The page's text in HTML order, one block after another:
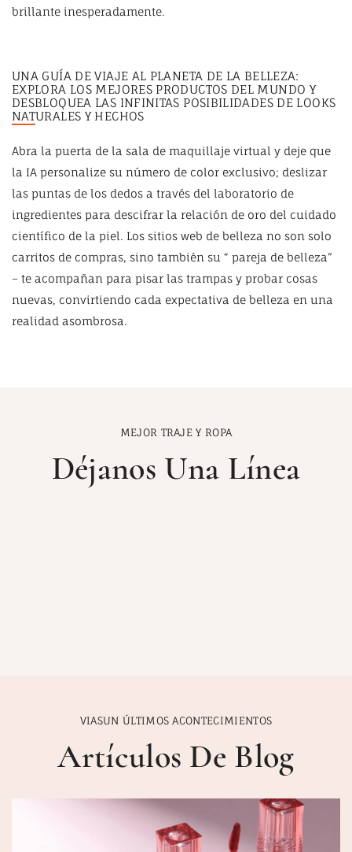
brillante inesperadamente.
UNA GUÍA DE VIAJE AL PLANETA DE LA BELLEZA:
EXPLORA LOS MEJORES PRODUCTOS DEL MUNDO Y
DESBLOQUEA LAS INFINITAS POSIBILIDADES DE LOOKS
NATURALES Y HECHOS
Abra la puerta de la sala de maquillaje virtual y deje que
la IA personalize su número de color exclusivo; deslizar
las puntas de los dedos a través del laboratorio de
ingredientes para descifrar la relación de oro del cuidado
científico de la piel. Los sitios web de belleza no son solo
carritos de compras, sino también su “ pareja de belleza”
– te acompañan para pisar las trampas y probar cosas
nuevas, convirtiendo cada expectativa de belleza en una
realidad asombrosa.
MEJOR TRAJE Y ROPA
Déjanos Una Línea
VIASUN ÚLTIMOS ACONTECIMIENTOS
Artículos De Blog